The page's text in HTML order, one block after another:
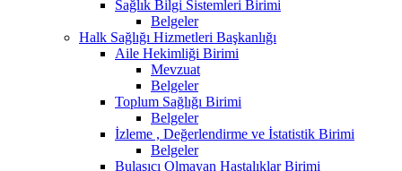
Sağlık Bilgi Sistemleri Birimi
Belgeler
Halk Sağlığı Hizmetleri Başkanlığı
Aile Hekimliği Birimi
Mevzuat
Belgeler
Toplum Sağlığı Birimi
Belgeler
İzleme , Değerlendirme ve İstatistik Birimi
Belgeler
Bulaşıcı Olmayan Hastalıklar Birimi